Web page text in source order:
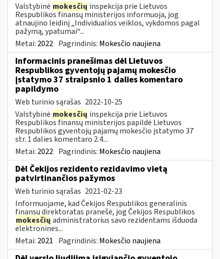
Valstybinė mokesčių inspekcija prie Lietuvos
Respublikos finansų ministerijos informuoja, jog
atnaujino leidinį „Individualios veiklos, vykdomos pagal
pažymą, ypatumai“...
Metai: 2022 Pagrindinis: Mokesčio naujiena
Informacinis pranešimas dėl Lietuvos
Respublikos gyventojų pajamų mokesčio
įstatymo 37 straipsnio 1 dalies komentaro
papildymo
Web turinio sąrašas 2022-10-25
Valstybinė mokesčių inspekcija prie Lietuvos
Respublikos finansų ministerijos papildė Lietuvos
Respublikos gyventojų pajamų mokesčio įstatymo 37
str. 1 dalies komentaro 2.4...
Metai: 2022 Pagrindinis: Mokesčio naujiena
Dėl Čekijos rezidento rezidavimo vietą
patvirtinančios pažymos
Web turinio sąrašas 2021-02-23
Informuojame, kad Čekijos Respublikos generalinis
finansų direktoratas pranešė, jog Čekijos Respublikos
mokesčių administratorius savo rezidentams išduoda
elektronines...
Metai: 2021 Pagrindinis: Mokesčio naujiena